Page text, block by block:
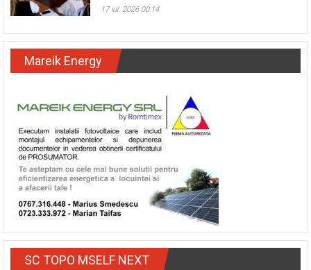
17 iul. 2026 00:14
Mareik Energy
SC TOPO MSELF NEXT